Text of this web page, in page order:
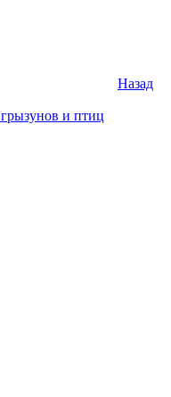
Назад
и птиц